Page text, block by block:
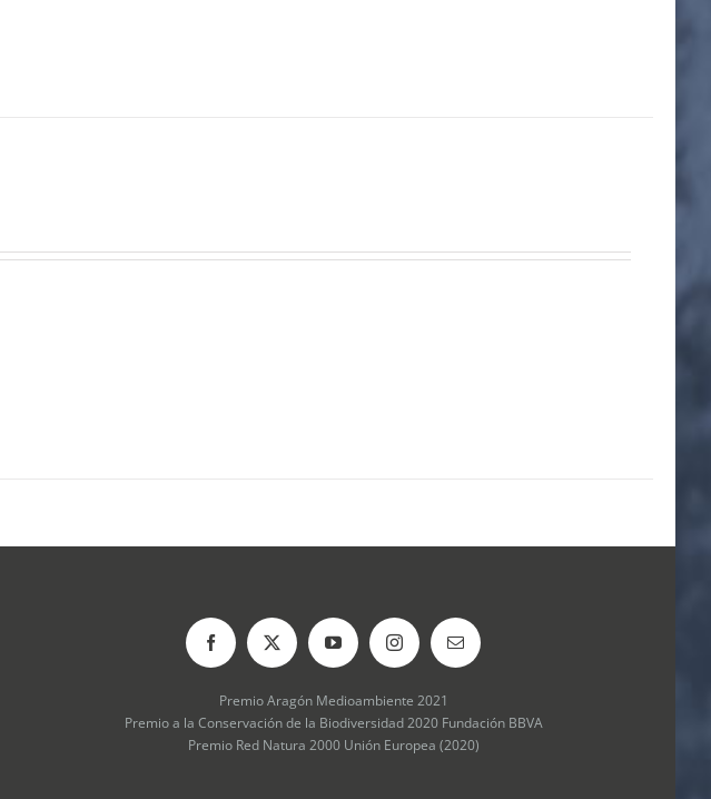
Premio Aragón Medioambiente 2021
Premio a la Conservación de la Biodiversidad 2020 Fundación BBVA
Premio Red Natura 2000 Unión Europea (2020)